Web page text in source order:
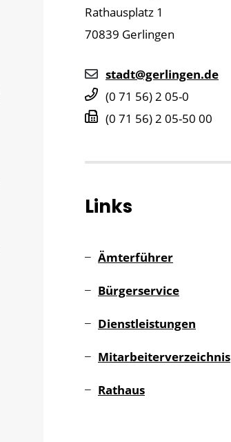
Rathausplatz 1
70839 Gerlingen
stadt@gerlingen.de
(0 71 56) 2 05-0
(0 71 56) 2 05-50 00
Links
Ämterführer
Bürgerservice
Dienstleistungen
Mitarbeiterverzeichnis
Rathaus